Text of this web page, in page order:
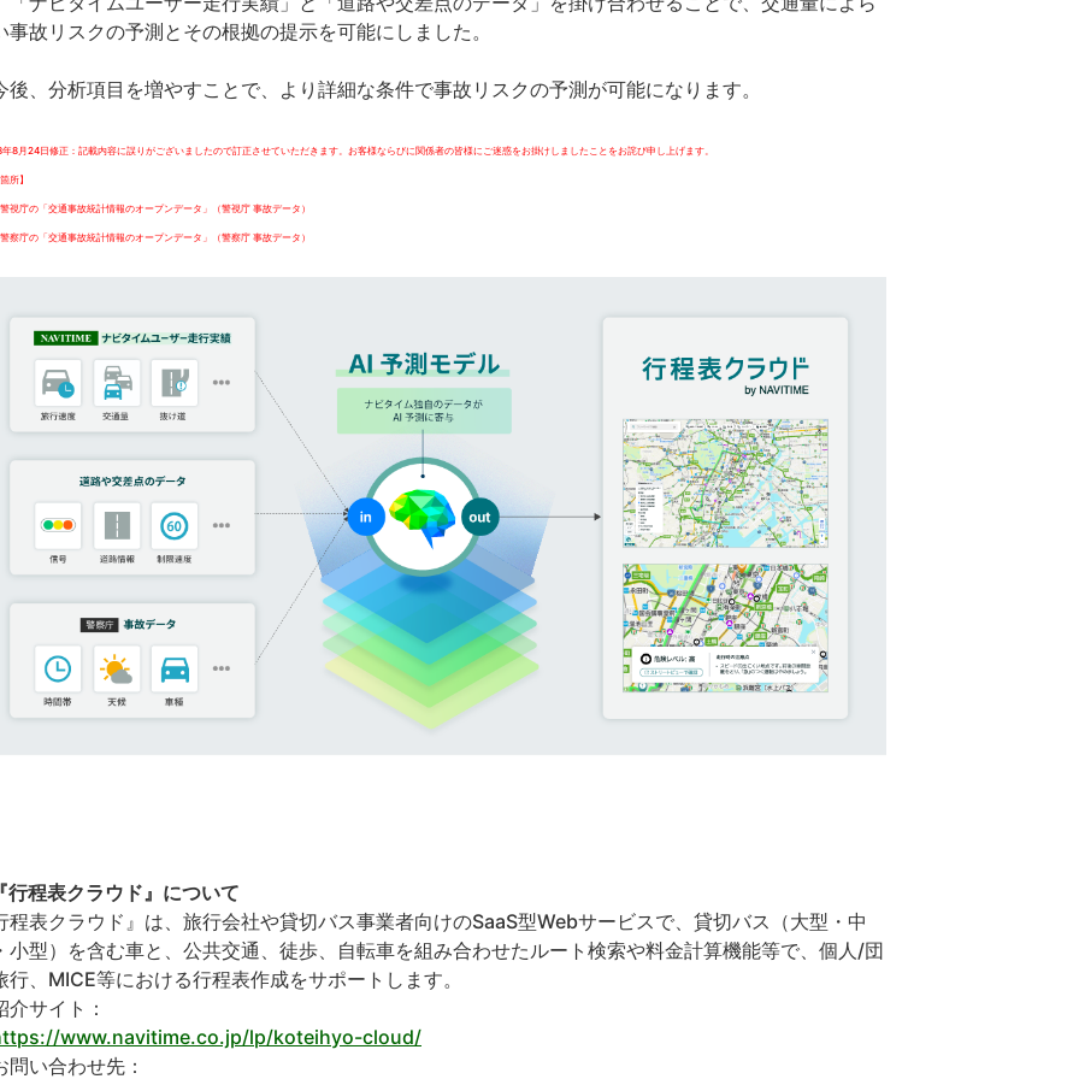
事故リスクの予測とその根拠の提示を可能にしました。
、分析項目を増やすことで、より詳細な条件で事故リスクの予測が可能になります。
8月24日修正：記載内容に誤りがございましたので訂正させていただきます。 お客様ならびに関係者の皆様にご迷惑をお掛けしましたことをお詫び申し上げます。
所】
警視庁の「交通事故統計情報のオープンデータ」（警視庁 事故データ）
警察庁の 「交通事故統計情報のオープンデータ」（警察庁 事故データ）
程表クラウド』について
程表クラウド』は、旅行会社や貸切バス事業者向けのSaaS型Webサービスで、貸切バス（大型・中
小型）を含む車と、公共交通、徒歩、自転車を組み合わせたルート検索や料金計算機能等で、個人/団
行、MICE等における行程表作成をサポートします。
介サイト：
www.navitime.co.jp/lp/koteihyo-cloud/
問い合わせ先：